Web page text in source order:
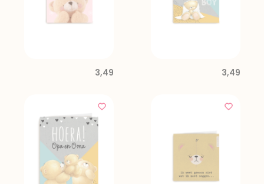
3,49 3,49